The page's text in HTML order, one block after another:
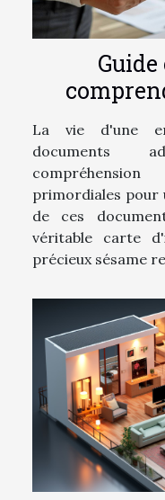
extraits
La vie d'une
documents
primordiales pour
de ces
véritable carte
précieux sésame